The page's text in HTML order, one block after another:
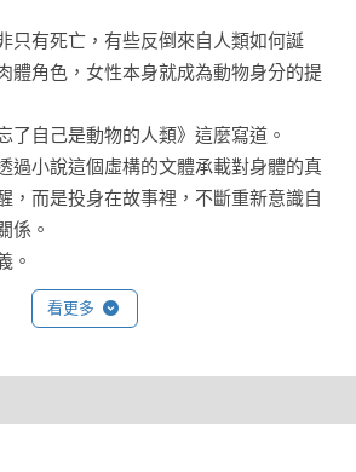
，牠會帶我去看海。我和牠仍會坐上某
後視鏡看著我的臉，但是我不會知道他
字與車牌號碼，然後再澈底忘記。
中文系副教授．正面鳥圖貼圖區管理
只有死亡，有些反倒來自人類如何誕
體角色，女性本身就成為動物身分的提
了自己是動物的人類》這麼寫道。
過小說這個虛構的文體承載對身體的真
，而是投身在故事裡，不斷重新意識自
係。
。
看更多